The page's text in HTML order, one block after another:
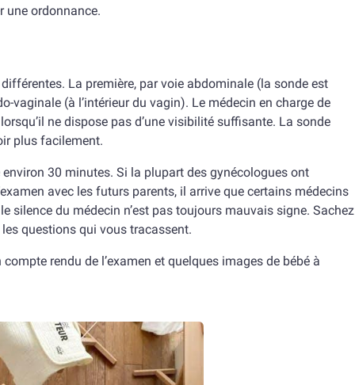
une ordonnance.
La première, par voie abdominale (la sonde est
vaginale (à l’intérieur du vagin). Le médecin en charge de
ne dispose pas d’une visibilité suffisante. La sonde
plus facilement.
environ 30 minutes. Si la plupart des gynécologues ont
avec les futurs parents, il arrive que certains médecins
silence du médecin n’est pas toujours mauvais signe. Sachez
questions qui vous tracassent.
rendu de l’examen et quelques images de bébé à